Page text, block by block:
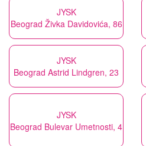
JYSK
Beograd Živka Davidovića, 86
JYSK
Beograd Astrid Lindgren, 23
JYSK
Beograd Bulevar Umetnosti, 4